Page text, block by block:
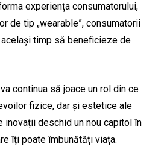
experiența consumatorului,
de tip „wearable”, consumatorii
timp să beneficieze de
continua să joace un rol din ce
fizice, dar și estetice ale
inovații deschid un nou capitol în
îți poate îmbunătăți viața.